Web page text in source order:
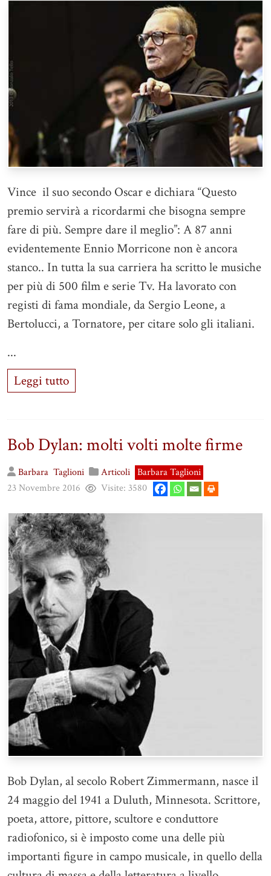
Vince il suo secondo Oscar e dichiara “Questo
premio servirà a ricordarmi che bisogna sempre
fare di più. Sempre dare il meglio”: A 87 anni
evidentemente Ennio Morricone non è ancora
stanco.. In tutta la sua carriera ha scritto le musiche
per più di 500 film e serie Tv. Ha lavorato con
registi di fama mondiale, da Sergio Leone, a
Bertolucci, a Tornatore, per citare solo gli italiani.
...
Leggi tutto
Bob Dylan: molti volti molte firme
Barbara Taglioni Articoli Barbara Taglioni
23 Novembre 2016
Visite: 3580
Bob Dylan, al secolo Robert Zimmermann, nasce il
24 maggio del 1941 a Duluth, Minnesota. Scrittore,
poeta, attore, pittore, scultore e conduttore
radiofonico, si è imposto come una delle più
importanti figure in campo musicale, in quello della